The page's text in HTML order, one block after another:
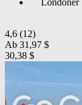
4,6 (12)
Ab 31,97 $
30,38 $